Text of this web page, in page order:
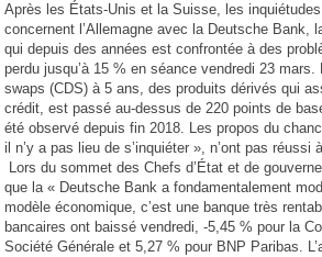
Après les États-Unis et la Suisse, les inquiétudes
concernent l’Allemagne avec la Deutsche Bank,
qui depuis des années est confrontée à des
perdu jusqu’à 15 % en séance vendredi 23 mars.
swaps (CDS) à 5 ans, des produits dérivés qui
crédit, est passé au-dessus de 220 points de
été observé depuis fin 2018. Les propos du
il n’y a pas lieu de s’inquiéter », n’ont pas
Lors du sommet des Chefs d’État et de
que la « Deutsche Bank a fondamentalement
modèle économique, c’est une banque très
bancaires ont baissé vendredi, -5,45 % pour la
Société Générale et 5,27 % pour BNP Paribas.